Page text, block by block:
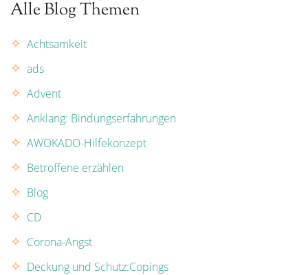
Alle Blog Themen
Achtsamkeit
ads
Advent
Anklang: Bindungserfahrungen
AWOKADO-Hilfekonzept
Betroffene erzählen
Blog
CD
Corona-Angst
Deckung und Schutz:Copings